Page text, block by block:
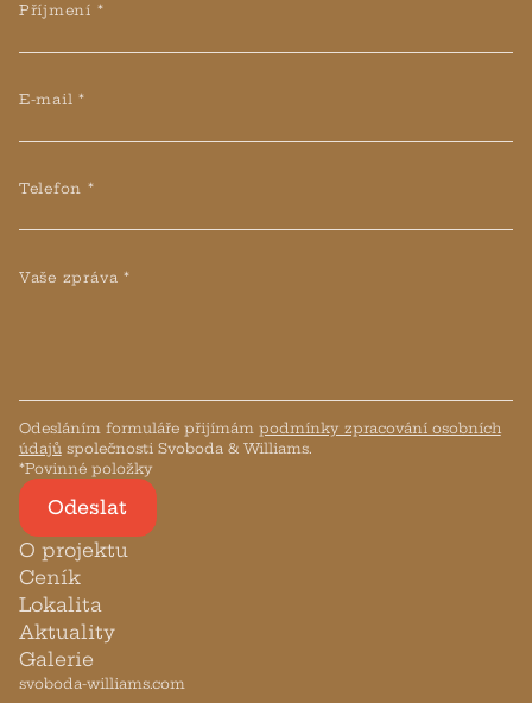
Příjmení *
E-mail *
Telefon *
Vaše zpráva *
Odesláním formuláře přijímám podmínky zpracování osobních
údajůspolečnosti Svoboda & Williams.
*Povinné položky
Odeslat
O projektu
Ceník
Lokalita
Aktuality
Galerie
svoboda-williams.com